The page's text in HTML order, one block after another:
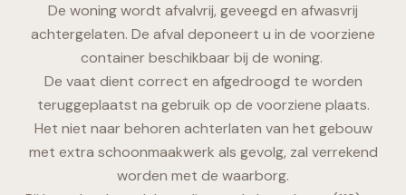
De woning wordt afvalvrij, geveegd en afwasvrij
achtergelaten. De afval deponeert u in de voorziene
container beschikbaar bij de woning.
De vaat dient correct en afgedroogd te worden
teruggeplaatst na gebruik op de voorziene plaats.
Het niet naar behoren achterlaten van het gebouw
met extra schoonmaakwerk als gevolg, zal verrekend
worden met de waarborg.